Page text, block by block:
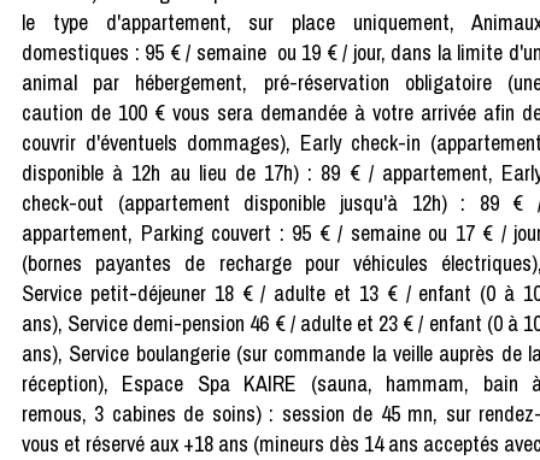
le type d'appartement, sur place uniquement,
domestiques : 95 € / semaine ou 19 € / jour, dans la limite
animal par hébergement, pré-réservation obligatoire
caution de 100 € vous sera demandée à votre arrivée afin
couvrir d'éventuels dommages), Early check-in
disponible à 12h au lieu de 17h) : 89 € / appartement,
check-out (appartement disponible jusqu'à 12h) : 89 €
appartement, Parking couvert : 95 € / semaine ou 17 € /
(bornes payantes de recharge pour véhicules
Service petit-déjeuner 18 € / adulte et 13 € / enfant (0 à
ans), Service demi-pension 46 € / adulte et 23 € / enfant (0 à
ans), Service boulangerie (sur commande la veille auprès de
réception), Espace Spa KAIRE (sauna, hammam, bain
remous, 3 cabines de soins) : session de 45 mn, sur
vous et réservé aux +18 ans (mineurs dès 14 ans acceptés